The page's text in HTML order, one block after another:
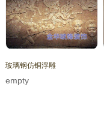
玻璃钢仿铜浮雕
empty